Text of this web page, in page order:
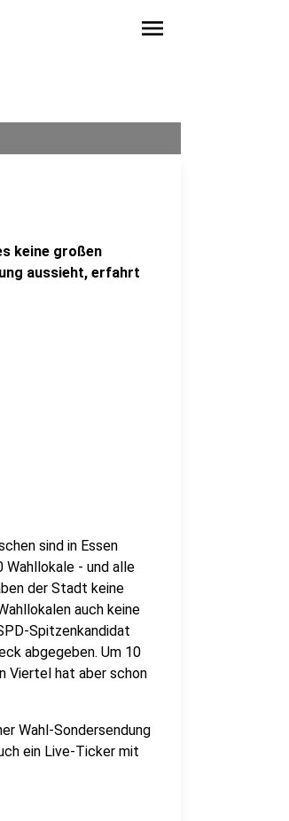
menu
keine großen
aussieht, erfahrt
sind in Essen
Wahllokale - und alle
der Stadt keine
auch keine
Spitzenkandidat
abgegeben. Um 10
Viertel hat aber schon
Wahl-Sondersendung
ein Live-Ticker mit